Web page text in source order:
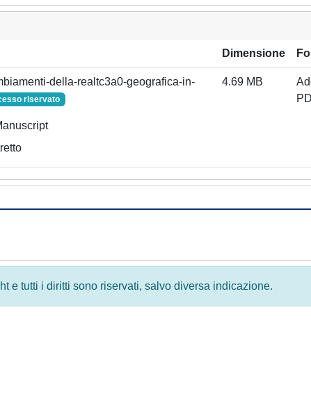
Dimensione
della-realtc3a0-geografica-in-
riservato
4.69 MB
e tutti i diritti sono riservati, salvo diversa indicazione.